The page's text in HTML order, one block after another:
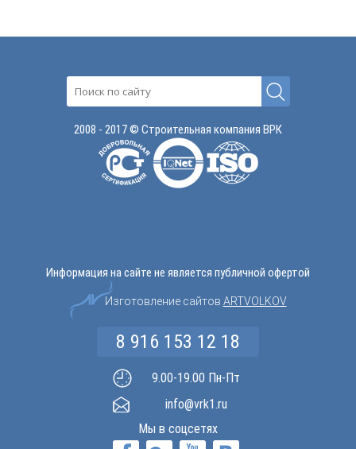
2008 - 2017 © Строительная компания ВРК
Информация на сайте не является публичной офертой
Изготовление сайтов ARTVOLKOV
8 916 153 12 18
9.00-19.00 Пн-Пт
info@vrk1.ru
Мы в соцсетях